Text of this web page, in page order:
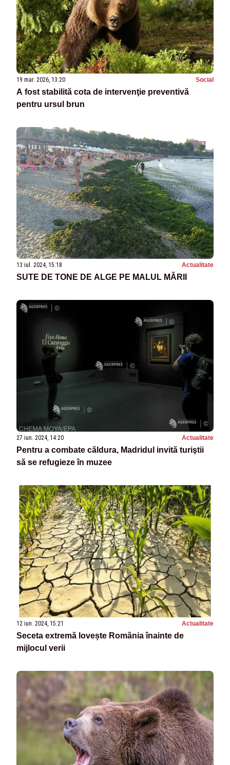
19 mar. 2026, 13:20 Social
A fost stabilită cota de intervenţie preventivă
pentru ursul brun
13 iul. 2024, 15:18 Actualitate
SUTE DE TONE DE ALGE PE MALUL MĂRII
27 iun. 2024, 14:20 Actualitate
Pentru a combate căldura, Madridul invită turiştii
să se refugieze în muzee
12 iun. 2024, 15:21 Actualitate
Seceta extremă lovește România înainte de
mijlocul verii